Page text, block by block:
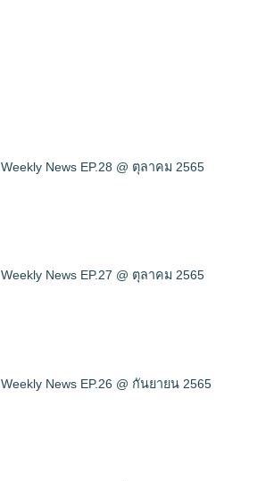
Weekly News EP.28 @ ตุลาคม 2565
Weekly News EP.27 @ ตุลาคม 2565
Weekly News EP.26 @ กันยายน 2565